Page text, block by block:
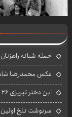
حمله شبانه
عکس محمدرضا شاه
این دختر تبریزی ۲۶ خواستگار داشت و مجرد بود! +عکس و جزئیات
سرنوشت تلخ اولین